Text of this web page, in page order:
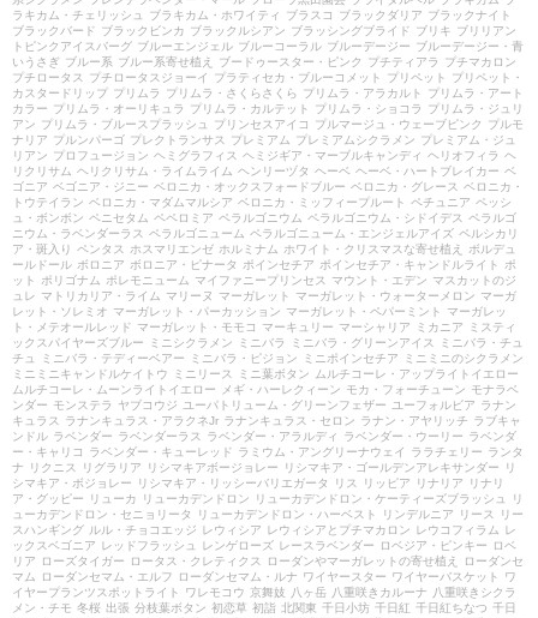
ラキカム・チェリッシュ
ブラキカム・ホワイティ ブラスコ ブラックダリア ブラックナイト
ブラックバード ブラックビンカ ブラックルシアン ブラッシングブライド ブリキ ブリリアン
トピンクアイスバーグ ブルーエンジェル ブルーコーラル ブルーデージー ブルーデージー・青
いうさぎ ブルー系 ブルー系寄せ植え ブードゥースター・ピンク プチティアラ
プチマカロン
プチロータス
プチロータスジョーイ プラティセカ・ブルーコメット プリペット
プリペット・
カスタードリップ プリムラ プリムラ・さくらさくら プリムラ・アラカルト
プリムラ・アート
カラー プリムラ・オーリキュラ プリムラ・カルテット プリムラ・ショコラ
プリムラ・ジュリ
アン プリムラ・ブルースプラッシュ プリンセスアイコ プルマージュ・ウェーブピンク
プルモ
ナリア プルンパーゴ プレクトランサス プレミアム プレミアムシクラメン プレミアム・ジュ
リアン プロフュージョン ヘミグラフィス ヘミジギア・マーブルキャンディ ヘリオフィラ ヘ
リクリサム ヘリクリサム・ライムライム ヘンリーヅタ ヘーベ ヘーベ・ハートブレイカー ベ
ゴニア ベゴニア・ジニー ベロニカ・オックスフォードブルー ベロニカ・グレース ベロニカ・
トウテイラン ベロニカ・マダムマルシア ベロニカ・ミッフィープルート ペチュニア ペッシ
ュ・ボンボン ペニセタム ペペロミア ペラルゴニウム ペラルゴニウム・シドイデス ペラルゴ
ニウム・ラベンダーラス ペラルゴニューム ペラルゴニューム・エンジェルアイズ ペルシカリ
ア・斑入り ペンタス ホスマリエンゼ ホルミナム ホワイト・クリスマスな寄せ植え
ボルデュ
ールドール ボロニア ボロニア・ピナータ ポインセチア ポインセチア・キャンドルライト
ポ
ット
ポリゴナム ポレモニューム マイファニープリンセス マウント・エデン マスカットのジ
ュレ マトリカリア・ライム マリーヌ マーガレット マーガレット・ウォーターメロン マーガ
レット・ソレミオ マーガレット・パーカッション マーガレット・ペパーミント
マーガレッ
ト・メテオールレッド マーガレット・モモコ マーキュリー マーシャリア ミカニア
ミスティ
ックスパイヤーズブルー
ミニシクラメン ミニバラ ミニバラ・グリーンアイス
ミニバラ・チュ
チュ
ミニバラ・テディーベアー ミニバラ・ピジョン ミニポインセチア
ミニミニのシクラメン
ミニミニキャンドルケイトウ
ミニリース ミニ葉ボタン
ムルチコーレ・アップライトイエロー
ムルチコーレ・ムーンライトイエロー
メギ・ハーレクィーン モカ・フォーチューン モナラベ
ンダー モンステラ ヤブコウジ ユーパトリューム・グリーンフェザー ユーフォルビア ラナン
キュラス
ラナンキュラス・アラクネJr ラナンキュラス・セロン ラナン・アヤリッチ ラブキャ
ンドル ラベンダー ラベンダーラス ラベンダー・アラルディ ラベンダー・ウーリー ラベンダ
ー・キャリコ
ラベンダー・キューレッド ラミウム・アングリーナウェイ ララチェリー ランタ
ナ
リクニス リグラリア リシマキアボージョレー リシマキア・ゴールデンアレキサンダー
リ
シマキア・ボジョレー
リシマキア・リッシーバリエガータ リス リッピア リナリア
リナリ
ア・グッピー
リューカ リューカデンドロン リューカデンドロン・ケーティーズブラッシュ
リ
ューカデンドロン・セニョリータ
リューカデンドロン・ハーベスト リンデルニア リース
リー
スハンギング ルル・チョコエッジ レウィシア レウィシアとプチマカロン レウコフィラム レ
ックスベゴニア レッドフラッシュ レンゲローズ レースラベンダー ロベジア・ピンキー
ロベ
リア
ローズタイガー ロータス・クレティクス ローダンやマーガレットの寄せ植え
ローダンセ
マム
ローダンセマム・エルフ ローダンセマム・ルナ ワイヤースター ワイヤーバスケット
ワ
イヤープランツスポットライト
ワレモコウ 京舞妓 八ヶ岳 八重咲きカルーナ
八重咲きシクラ
メン・チモ 冬桜 出張 分枝葉ボタン 初恋草 初詣 北関東 千日小坊 千日紅 千日紅ちなつ 千日